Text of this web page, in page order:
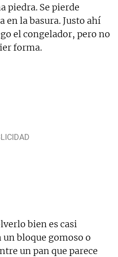
piedra. Se pierde
en la basura. Justo ahí
el congelador, pero no
forma.
bien es casi
un bloque gomoso o
un pan que parece